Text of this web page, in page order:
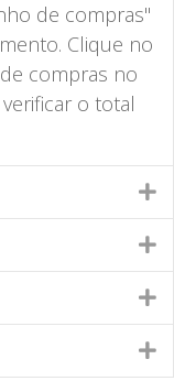
de compras"
Clique no
compras no
o total